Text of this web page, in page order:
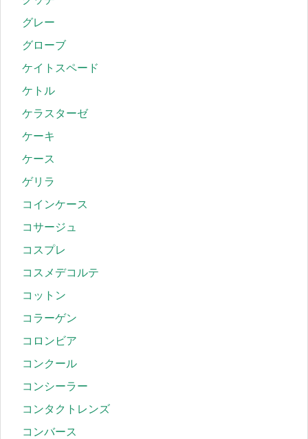
グレー
グローブ
ケイトスペード
ケトル
ケラスターゼ
ケーキ
ケース
ゲリラ
コインケース
コサージュ
コスプレ
コスメデコルテ
コットン
コラーゲン
コロンビア
コンクール
コンシーラー
コンタクトレンズ
コンバース